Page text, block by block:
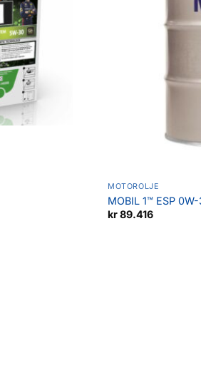
MOTOROLJE
MOBIL 1™ ESP
kr89.416